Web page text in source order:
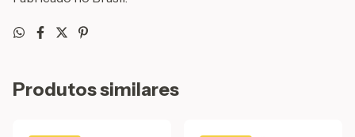
Produtos similares